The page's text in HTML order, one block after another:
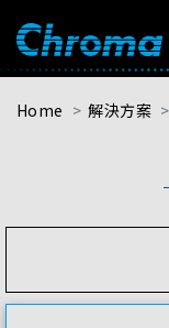
Home 解決方案